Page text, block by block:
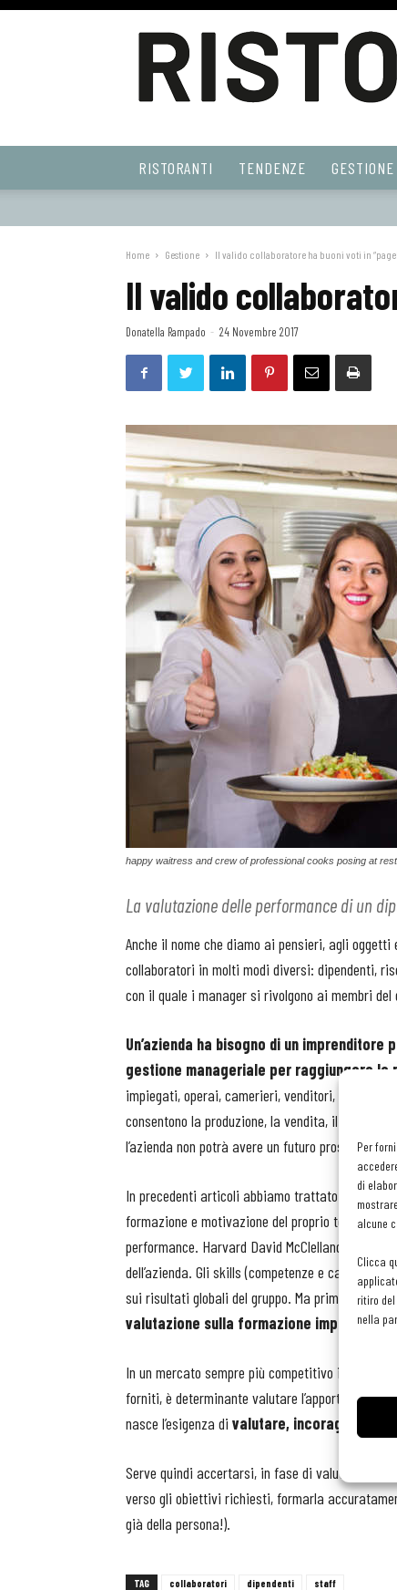
Per
di
alcune
Clicca
ritiro
nella
Web
RISTORANTI TENDENZE GESTIONE
Home Gestione Il valido collaboratore ha buoni voti in
Il valido
Donatella Rampado - 24 Novembre 2017
happy waitress and crew of professional cooks posing at
La valutazione delle performance di un
Anche il nome che diamo ai pensieri, agli
collaboratori in molti modi diversi: dipendenti,
con il quale i manager si rivolgono ai membri
Un’azienda ha bisogno di un
gestione manageriale per raggiungere le
impiegati, operai, camerieri, venditori,
consentono la produzione, la vendita, il servizio
l’azienda non potrà avere un futuro prospero.
In precedenti articoli abbiamo trattato aspetti
formazione e motivazione del proprio team. Ma
performance. Harvard David McClelland
dell’azienda. Gli skills (competenze e
sui risultati globali del gruppo. Ma prima di
valutazione sulla formazione impartita ai
In un mercato sempre più competitivo in
forniti, è determinante valutare l’apporto che
nasce l’esigenza di valutare, incoraggiare,
Serve quindi accertarsi, in fase di valutazione,
verso gli obiettivi richiesti, formarla
già della persona!).
TAG collaboratori dipendenti staff